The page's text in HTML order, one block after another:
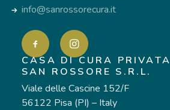
info@sanrossorecura.it
CASA DI CURA PRIVATA
SAN ROSSORE S.R.L.
Viale delle Cascine 152/F
56122 Pisa (PI) – Italy